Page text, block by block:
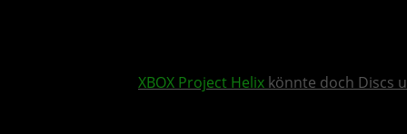
XBOX Project Helix könnte doch Discs